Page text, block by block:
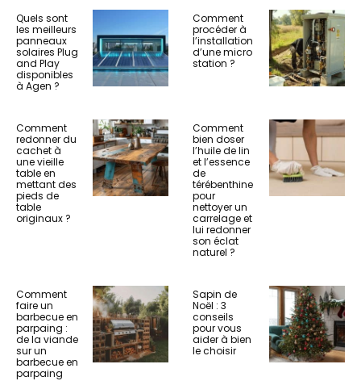
Quels sont
les meilleurs
panneaux
solaires Plug
and Play
disponibles
à Agen ?
Comment
procéder à
l’installation
d’une micro
station ?
Comment
redonner du
cachet à
une vieille
table en
mettant des
pieds de
table
originaux ?
Comment
bien doser
l’huile de lin
et l’essence
de
térébenthine
pour
nettoyer un
carrelage et
lui redonner
son éclat
naturel ?
Comment
faire un
barbecue en
parpaing :
de la viande
sur un
barbecue en
parpaing
Sapin de
Noël : 3
conseils
pour vous
aider à bien
le choisir